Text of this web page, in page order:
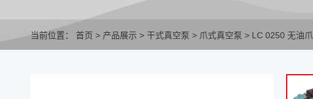
当前位置： 首页 > 产品展示 > 干式真空泵 > 爪式真空泵 > LC 0250 无油